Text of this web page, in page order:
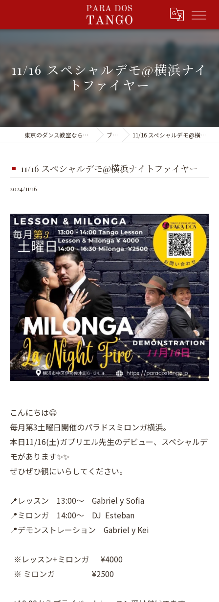
11/16 スペシャルデモ@横浜ナイ
トファイヤー
東京のダンス教室ならPARA DOS TANGO ブログ 11/16 スペシャルデモ@横浜ナイトファイヤー
11/16 スペシャルデモ@横浜ナイトファイヤー
2024/11/16
こんにちは😃
毎月第3土曜日開催のパラドスミロンガ横浜。
本日11/16(土)ガブリエル先生のデビュー、スペシャルデ
モがあります✨✨
ぜひぜひ観にいらしてください。
📍レッスン 13:00〜 Gabriel y Sofia
📍ミロンガ 14:00〜 DJ Esteban
📍デモンストレーション Gabriel y Kei
※レッスン+ミロンガ ¥4000
※ ミロンガ ¥2500